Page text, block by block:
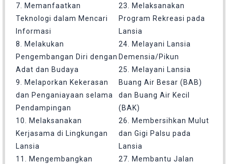
7. Memanfaatkan
Teknologi dalam Mencari
Informasi
8. Melakukan
Pengembangan Diri dengan
Adat dan Budaya
9. Melaporkan Kekerasan
dan Penganiayaan selama
Pendampingan
10. Melaksanakan
Kerjasama di Lingkungan
Lansia
11. Mengembangkan
23. Melaksanakan
Program Rekreasi pada
Lansia
24. Melayani Lansia
Demensia/Pikun
25. Melayani Lansia
Buang Air Besar (BAB)
dan Buang Air Kecil
(BAK)
26. Membersihkan Mulut
dan Gigi Palsu pada
Lansia
27. Membantu Jalan